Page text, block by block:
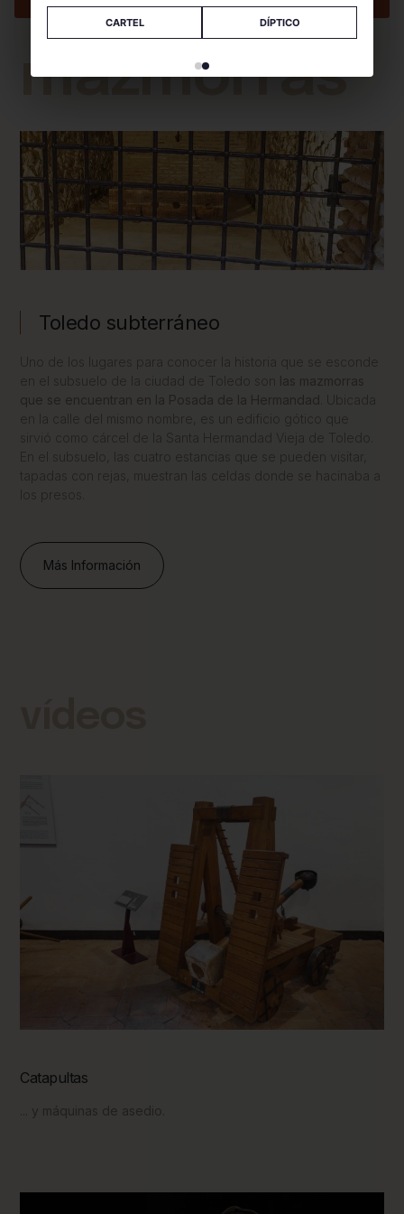
CARTEL DÍPTICO
mazmorras
Toledo subterráneo
Uno de los lugares para conocer la historia que se esconde
en el subsuelo de la ciudad de Toledo son las mazmorras
que se encuentran en la Posada de la Hermandad
en la calle del mismo nombre, es un edificio gótico que
sirvió como cárcel de la Santa Hermandad Vieja de Toledo.
En el subsuelo, las cuatro estancias que se pueden visitar,
tapadas con rejas, muestran las celdas donde se hacinaba a
los presos.
Más Información
Catapultas
... y máquinas de asedio.